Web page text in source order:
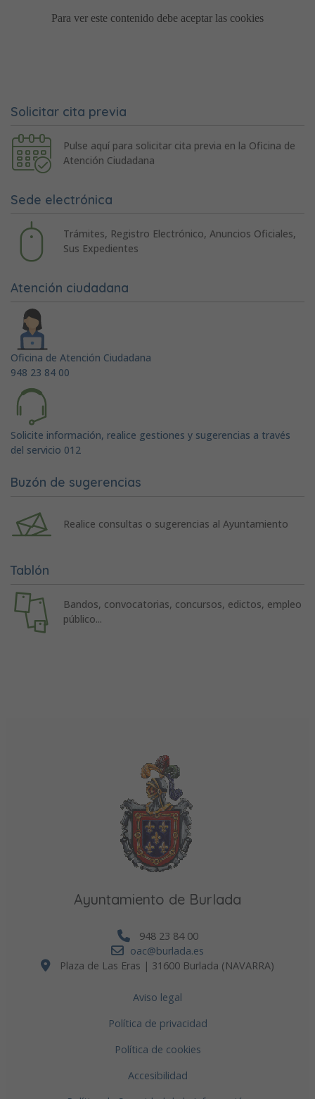
Solicitar cita previa
Pulse aquí para solicitar cita previa en la Oficina de
Atención Ciudadana
Sede electrónica
Trámites, Registro Electrónico, Anuncios Oficiales,
Sus Expedientes
Atención ciudadana
Oficina de Atención Ciudadana
948 23 84 00
Solicite información, realice gestiones y sugerencias a través
del servicio 012
Buzón de sugerencias
Realice consultas o sugerencias al Ayuntamiento
Tablón
Bandos, convocatorias, concursos, edictos, empleo
público...
Ayuntamiento de Burlada
948 23 84 00
oac@burlada.es
Plaza de Las Eras | 31600 Burlada (NAVARRA)
Aviso legal
Política de privacidad
Política de cookies
Accesibilidad